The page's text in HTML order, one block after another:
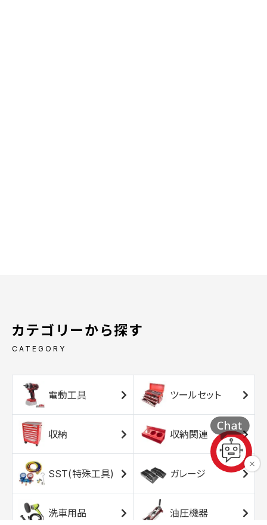
カテゴリーから探す
CATEGORY
電動工具 ツールセット
収納 収納関連
SST(特殊工具) ガレージ
洗車用品 油圧機器